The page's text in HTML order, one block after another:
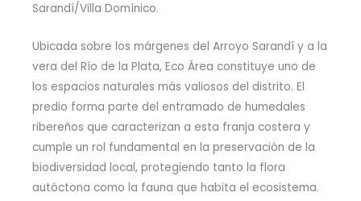
Sarandí/Villa Domínico.
Ubicada sobre los márgenes del Arroyo Sarandí y a la
vera del Río de la Plata, Eco Área constituye uno de
los espacios naturales más valiosos del distrito. El
predio forma parte del entramado de humedales
ribereños que caracterizan a esta franja costera y
cumple un rol fundamental en la preservación de la
biodiversidad local, protegiendo tanto la flora
autóctona como la fauna que habita el ecosistema.